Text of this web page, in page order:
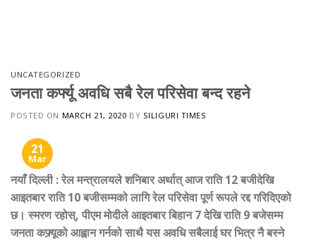
UNCATEGORIZED
जनता कर्फ्यू अवधि सबै रेल परिसेवा बन्द रहने
POSTED ON MARCH 21, 2020 BY SILIGURI TIMES
21
Mar
नयाँ दिल्ली : रेल मन्त्रालयले शनिबार अर्थात् आज राति 12 बजीदेखि
आइतबार राति 10 बजीसम्मको लागि रेल परिसेवा पूर्ण रूपले रद्द गरिदिएको
छ। स्मरण रहोस्, पीएम मोदीले आइतबार बिहान 7 देखि राति 9 बजेसम्म
जनता कफ्र्यूको आह्वान गर्नको साथै यस अवधि सबैलाई घर भित्र नै बस्ने